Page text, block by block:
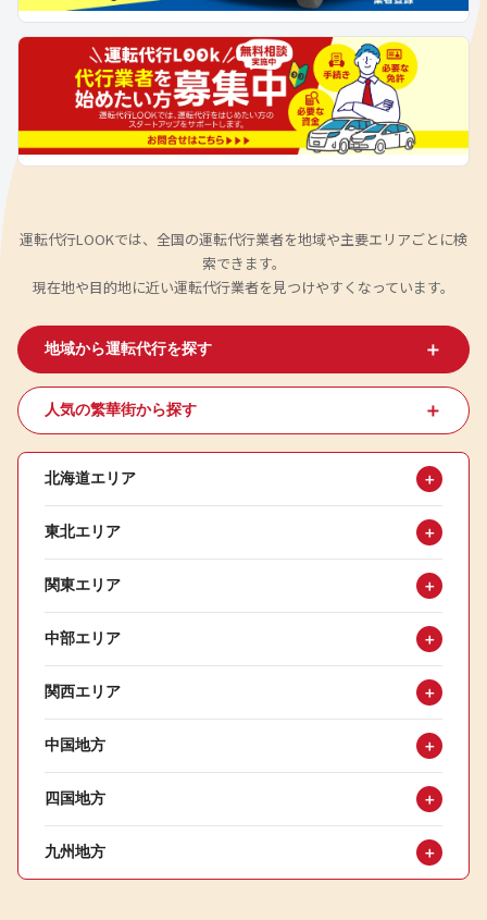
運転代行LOOKでは、全国の運転代行業者を地域や主要エリアごとに検
索できます。
現在地や目的地に近い運転代行業者を見つけやすくなっています。
地域から運転代行を探す ＋
人気の繁華街から探す ＋
北海道エリア ＋
東北エリア ＋
関東エリア ＋
中部エリア ＋
関西エリア ＋
中国地方 ＋
四国地方 ＋
九州地方 ＋